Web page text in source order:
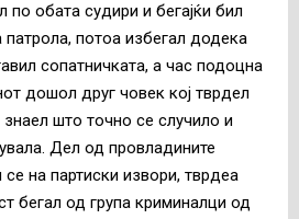
по обата судири и бегајќи бил
потоа избегал додека
сопатничката, а час подоцна
дошол друг човек кој тврдел
знаел што точно се случило и
Дел од провладините
на партиски извори, тврдеа
бегал од група криминалци од